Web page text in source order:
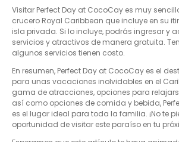
Visitar Perfect Day at CocoCay es muy
crucero Royal Caribbean que incluye en su
isla privada. Si lo incluye, podrás ingresar y
servicios y atractivos de manera gratuita.
algunos servicios tienen costo.
En resumen, Perfect Day at CocoCay es el
para unas vacaciones inolvidables en el
gama de atracciones, opciones para
así como opciones de comida y bebida,
es el lugar ideal para toda la familia. ¡No te
oportunidad de visitar este paraíso en tu